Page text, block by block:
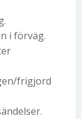
i förväg.
frigjord